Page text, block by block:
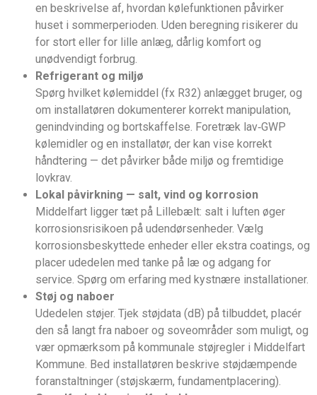
en beskrivelse af, hvordan kølefunktionen påvirker
huset i sommerperioden. Uden beregning risikerer du
for stort eller for lille anlæg, dårlig komfort og
unødvendigt forbrug.
Refrigerant og miljø
Spørg hvilket kølemiddel (fx R32) anlægget bruger, og
om installatøren dokumenterer korrekt manipulation,
genindvinding og bortskaffelse. Foretræk lav‑GWP
kølemidler og en installatør, der kan vise korrekt
håndtering — det påvirker både miljø og fremtidige
lovkrav.
Lokal påvirkning — salt, vind og korrosion
Middelfart ligger tæt på Lillebælt: salt i luften øger
korrosionsrisikoen på udendørsenheder. Vælg
korrosionsbeskyttede enheder eller ekstra coatings, og
placer udedelen med tanke på læ og adgang for
service. Spørg om erfaring med kystnære installationer.
Støj og naboer
Udedelen støjer. Tjek støjdata (dB) på tilbuddet, placér
den så langt fra naboer og soveområder som muligt, og
vær opmærksom på kommunale støjregler i Middelfart
Kommune. Bed installatøren beskrive støjdæmpende
foranstaltninger (støjskærm, fundamentplacering).